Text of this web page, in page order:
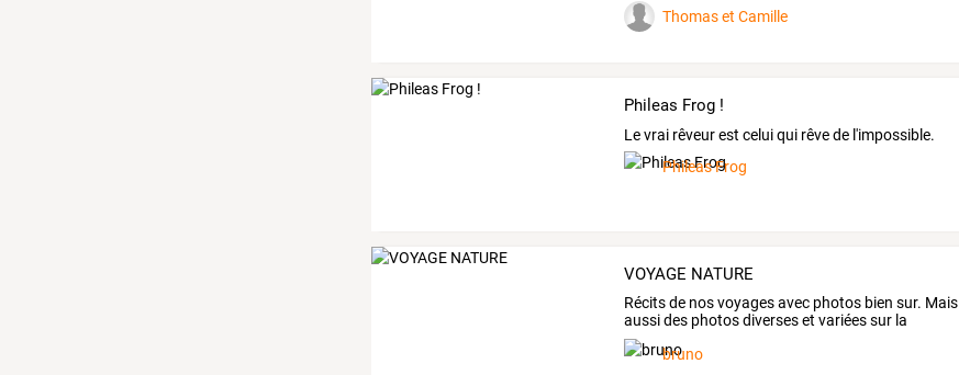
Thomas et Camille
Phileas Frog !
Le vrai rêveur est celui qui rêve de l'impossible.
Phileas Frog
VOYAGE NATURE
Récitsde nosvoyagesavec photos bien sur. Mais
aussides photosdiverseset variéessur la
NATURE
bruno